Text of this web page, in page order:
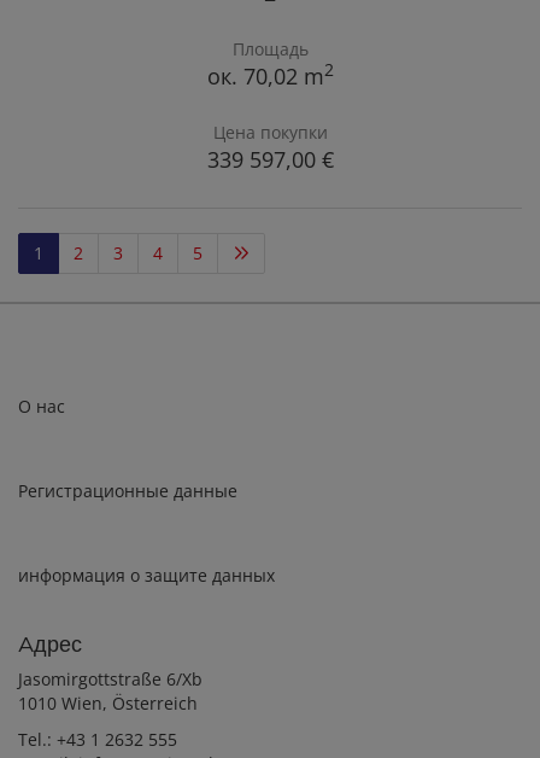
Площадь
ок. 70,02 m2
Цена покупки
339 597,00 €
1 2 3 4 5
О нас
Регистрационные данные
информация о защите данных
Aдрес
Jasomirgottstraße 6/Xb
1010 Wien, Österreich
Tel.: +43 1 2632 555